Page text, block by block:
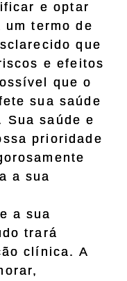
e optar
termo de
que
e efeitos
que o
sua saúde
Sua saúde e
prioridade
a sua
a sua
trará
clínica. A